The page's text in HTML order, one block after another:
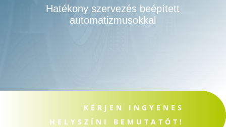
Hatékony szervezés beépített
automatizmusokkal
KÉRJEN INGYENES
HELYSZÍNI BEMUTATÓT!